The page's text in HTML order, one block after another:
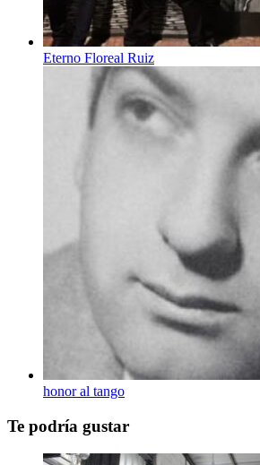
Eterno Floreal Ruiz
honor al tango
Te podría gustar